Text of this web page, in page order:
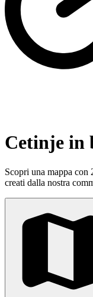
Cetinje in
Scopri una mappa con
creati dalla nostra